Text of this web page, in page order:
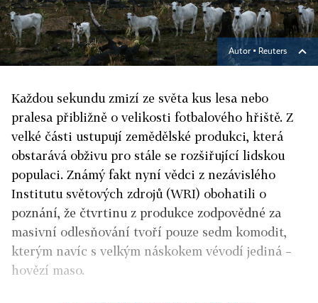
Autor ▪ Reuters
Každou sekundu zmizí ze světa kus lesa nebo
pralesa přibližně o velikosti fotbalového hřiště. Z
velké části ustupují zemědělské produkci, která
obstarává obživu pro stále se rozšiřující lidskou
populaci. Známý fakt nyní vědci z nezávislého
Institutu světových zdrojů (WRI) obohatili o
poznání, že čtvrtinu z produkce zodpovědné za
masivní odlesňování tvoří pouze sedm komodit,
kterým navíc s velkým náskokem vévodí jediná –
hovězí maso.